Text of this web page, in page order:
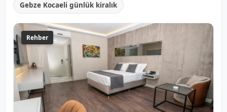
Gebze Kocaeli günlük kiralık
Rehber